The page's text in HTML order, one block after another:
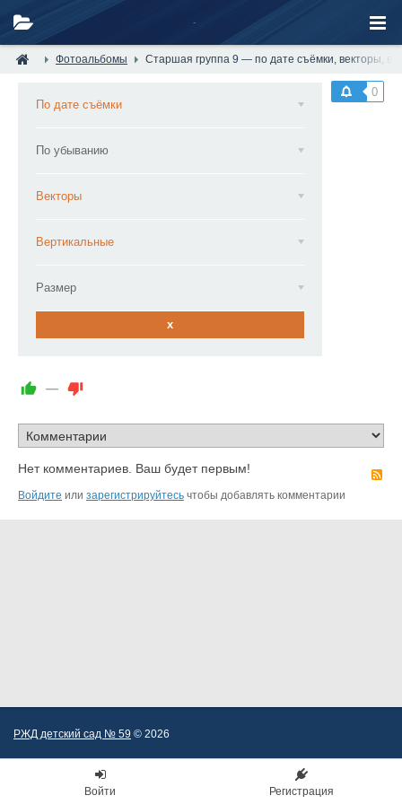
Фотоальбомы Старшая группа 9 — по дате съёмки, векторы,
0
По дате съёмки
По убыванию
Векторы
Вертикальные
Размер
x
—
Нет комментариев. Ваш будет первым!
Войдите или зарегистрируйтесь чтобы добавлять комментарии
РЖД детский сад № 59 © 2026
Войти Регистрация